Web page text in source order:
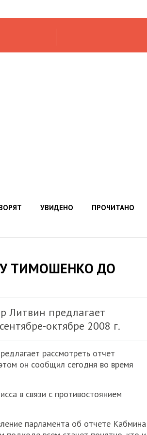
УВИДЕНО ПРОЧИТАНО
ТИМОШЕНКО ДО
Литвин предлагает
октябре 2008 г.
рассмотреть отчет
он сообщил сегодня во время
в связи с противостоянием
парламента об отчете Кабмина